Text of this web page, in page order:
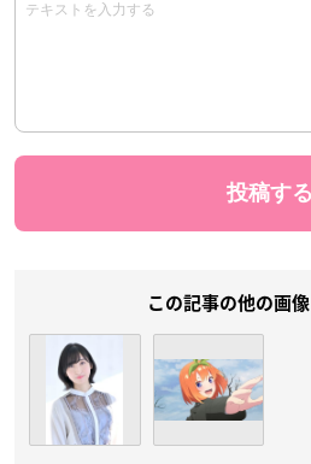
この記事の他の画像